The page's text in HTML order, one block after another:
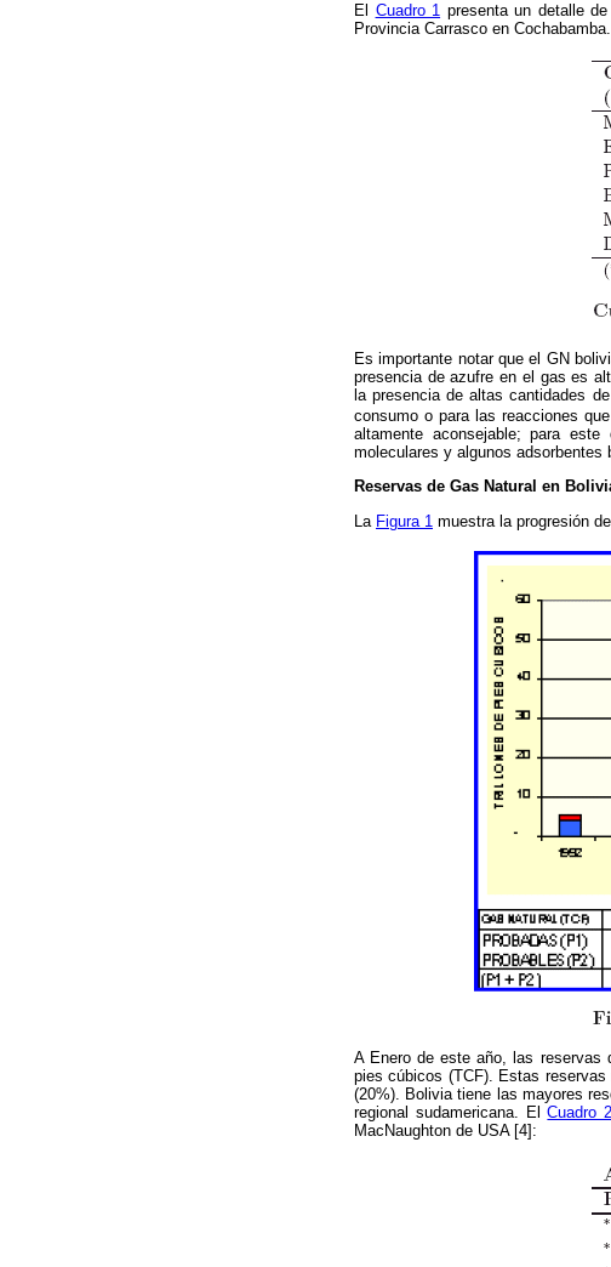
El Cuadro 1 presenta un detalle
Provincia Carrasco en Cochabamba.
Es importante notar que el GN
presencia de azufre en el gas es
la presencia de altas cantidades
consumo o para las reacciones
altamente aconsejable; para
moleculares y algunos adsorbentes
Reservas de Gas Natural en
La Figura 1 muestra la progresión
A Enero de este año, las
pies cúbicos (TCF). Estas
(20%). Bolivia tiene las mayores
regional sudamericana. ElCuadro 2
MacNaughton de USA [4]: